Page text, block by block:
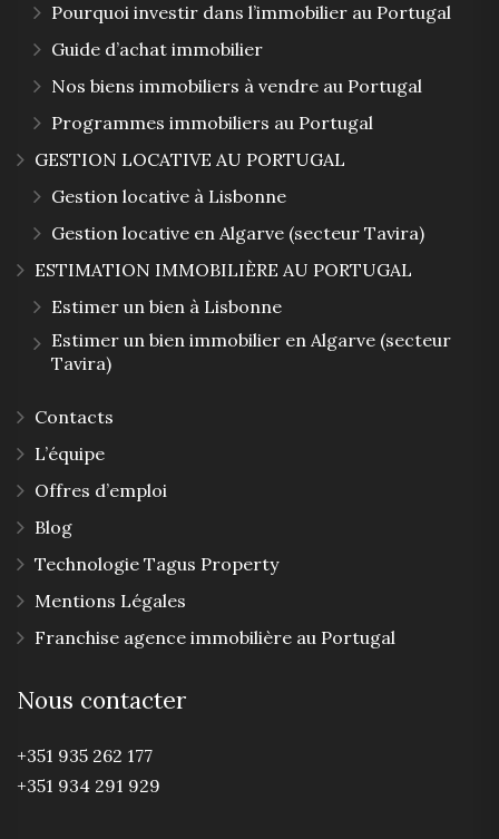
Pourquoi investir dans l’immobilier au Portugal
Guide d’achat immobilier
Nos biens immobiliers à vendre au Portugal
Programmes immobiliers au Portugal
GESTION LOCATIVE AU PORTUGAL
Gestion locative à Lisbonne
Gestion locative en Algarve (secteur Tavira)
ESTIMATION IMMOBILIÈRE AU PORTUGAL
Estimer un bien à Lisbonne
Estimer un bien immobilier en Algarve (secteur
Tavira)
Contacts
L’équipe
Offres d’emploi
Blog
Technologie Tagus Property
Mentions Légales
Franchise agence immobilière au Portugal
Nous contacter
+351 935 262 177
+351 934 291 929